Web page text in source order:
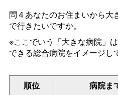
問４あなたのお住まいから大
で行きたいですか。
※ここでいう「大きな病院」
できる総合病院をイメージし
順位 病院ま